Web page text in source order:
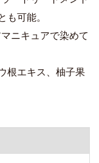
も可能。
ニキュアで染めて
根エキス、柚子果